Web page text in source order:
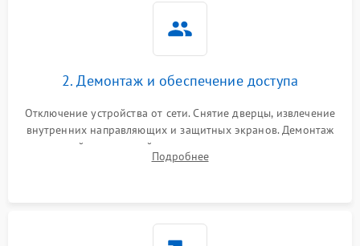
2. Демонтаж и обеспечение доступа
Отключение устройства от сети. Снятие дверцы, извлечение
внутренних направляющих и защитных экранов. Демонтаж
задней или верхней панели для прямого доступа к
нагревательным элементам, плате и вентиляторам.
Подробнее